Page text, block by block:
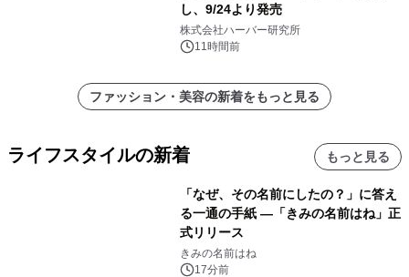
し、9/24より発売
株式会社ハーバー研究所
11時間前
ファッション・美容の新着をもっと見る
ライフスタイルの新着 もっと見る
「なぜ、その名前にしたの？」に答え
る一通の手紙 ―「きみの名前はね」正
式リリース
きみの名前はね
17分前